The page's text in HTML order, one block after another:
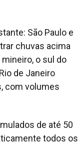
São Paulo e
chuvas acima
o sul do
de Janeiro
com volumes
de até 50
todos os